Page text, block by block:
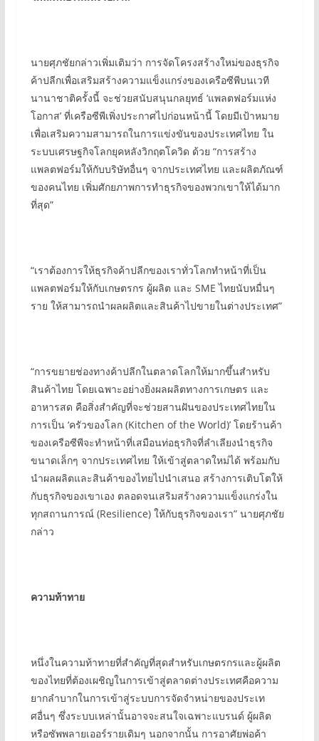
นายศุภชัยกล่าวเพิ่มเติมว่า การจัดโครงสร้างใหม่ของธุรกิจ
ค้าปลีกเพื่อเสริมสร้างความแข็งแกร่งของเครือซีพีบนเวที
นานาชาติครั้งนี้ จะช่วยสนับสนุนกลยุทธ์ ‘แพลตฟอร์มแห่ง
โอกาส’ ที่เครือซีพีเพิ่งประกาศไปก่อนหน้านี้ โดยมีเป้าหมาย
เพื่อเสริมความสามารถในการแข่งขันของประเทศไทย ใน
ระบบเศรษฐกิจโลกยุคหลังวิกฤตโควิด ด้วย “การสร้าง
แพลตฟอร์มให้กับบริษัทอื่นๆ จากประเทศไทย และผลิตภัณฑ์
ของคนไทย เพิ่มศักยภาพการทำธุรกิจของพวกเขาให้ได้มาก
ที่สุด”
“เราต้องการให้ธุรกิจค้าปลีกของเราทั่วโลกทำหน้าที่เป็น
แพลตฟอร์มให้กับเกษตรกร ผู้ผลิต และ SME ไทยนับหมื่นๆ
ราย ให้สามารถนำผลผลิตและสินค้าไปขายในต่างประเทศ”
“การขยายช่องทางค้าปลีกในตลาดโลกให้มากขึ้นสำหรับ
สินค้าไทย โดยเฉพาะอย่างยิ่งผลผลิตทางการเกษตร และ
อาหารสด คือสิ่งสำคัญที่จะช่วยสานฝันของประเทศไทยใน
การเป็น ‘ครัวของโลก (Kitchen of the World)’ โดยร้านค้า
ของเครือซีพีจะทำหน้าที่เสมือนท่อธุรกิจที่ลำเลียงนำธุรกิจ
ขนาดเล็กๆ จากประเทศไทย ให้เข้าสู่ตลาดใหม่ได้ พร้อมกับ
นำผลผลิตและสินค้าของไทยไปนำเสนอ สร้างการเติบโตให้
กับธุรกิจของเขาเอง ตลอดจนเสริมสร้างความแข็งแกร่งใน
ทุกสถานการณ์ (Resilience) ให้กับธุรกิจของเรา” นายศุภชัย
กล่าว
ความท้าทาย
หนึ่งในความท้าทายที่สำคัญที่สุดสำหรับเกษตรกรและผู้ผลิต
ของไทยที่ต้องเผชิญในการเข้าสู่ตลาดต่างประเทศคือความ
ยากลำบากในการเข้าสู่ระบบการจัดจำหน่ายของประเท
ศอื่นๆ ซึ่งระบบเหล่านั้นอาจจะสนใจเฉพาะแบรนด์ ผู้ผลิต
หรือซัพพลายเออร์รายเดิมๆ นอกจากนั้น การอาศัยพ่อค้า